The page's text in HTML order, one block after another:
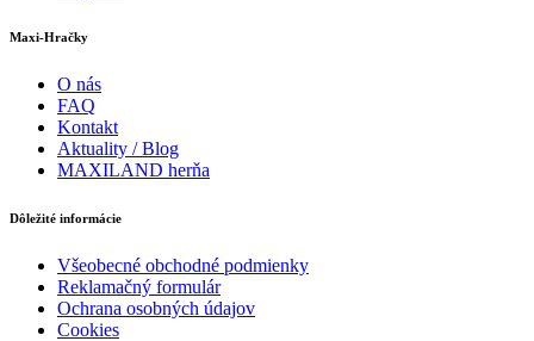
Maxi-Hračky
O nás
FAQ
Kontakt
Aktuality / Blog
MAXILAND herňa
Dôležité informácie
Všeobecné obchodné podmienky
Reklamačný formulár
Ochrana osobných údajov
Cookies